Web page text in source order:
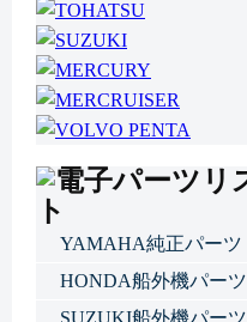
YAMAHA純正パーツ
HONDA船外機パーツ
SUZUKI船外機パーツ